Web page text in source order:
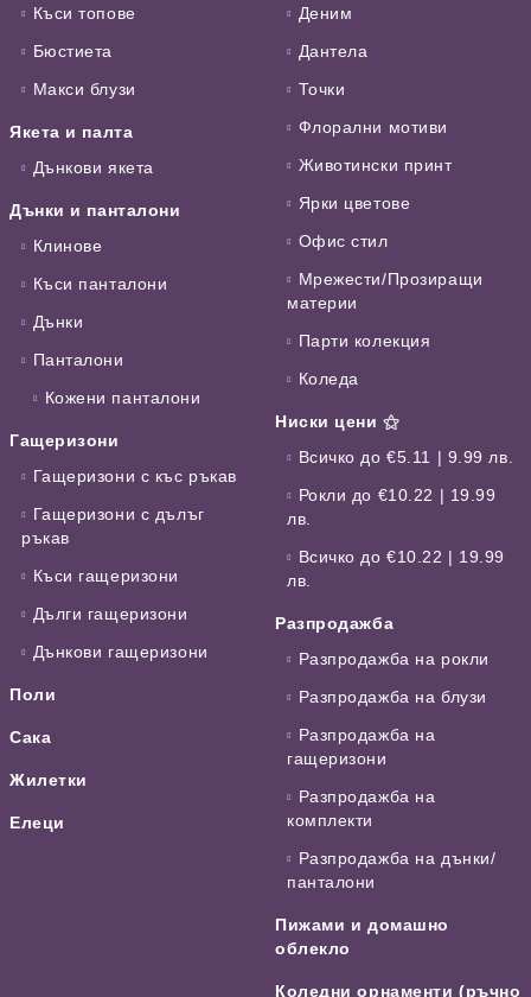
Къси топове
Бюстиета
Макси блузи
Якета и палта
Дънкови якета
Дънки и панталони
Клинове
Къси панталони
Дънки
Панталони
Кожени панталони
Гащеризони
Гащеризони с къс ръкав
Гащеризони с дълъг
ръкав
Къси гащеризони
Дълги гащеризони
Дънкови гащеризони
Поли
Сака
Жилетки
Елеци
Деним
Дантела
Точки
Флорални мотиви
Животински принт
Ярки цветове
Офис стил
Мрежести/Прозиращи
материи
Парти колекция
Коледа
Ниски цени ⚝
Всичко до €5.11 | 9.99 лв.
Рокли до €10.22 | 19.99
лв.
Всичко до €10.22 | 19.99
лв.
Разпродажба
Разпродажба на рокли
Разпродажба на блузи
Разпродажба на
гащеризони
Разпродажба на
комплекти
Разпродажба на дънки/
панталони
Пижами и домашно
облекло
Коледни орнаменти (ръчно